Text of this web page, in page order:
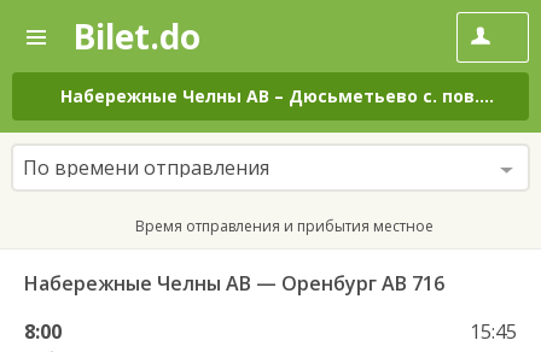
—
Поиск
и
покупка
билетов
на
автобус
онлайн
Bilet.do
Набережные Челны АВ – Дюсьметьево с. пов. на
По времени отправления
Время отправления и прибытия местное
Набережные Челны АВ — Оренбург АВ 716
8:00
15:45